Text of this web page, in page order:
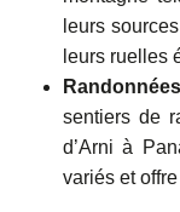
leurs
leurs ruelles
sentiers de
d’Arni à
variés et